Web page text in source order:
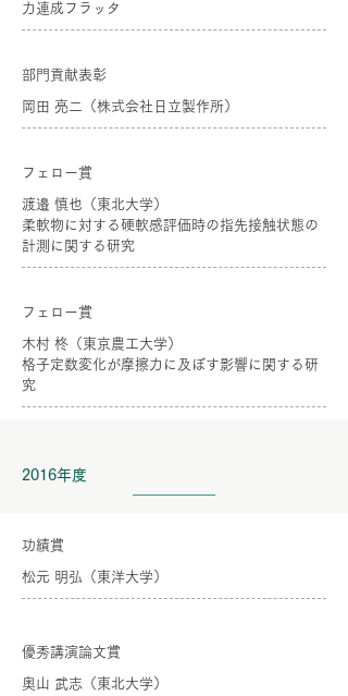
力連成フラッタ
部門貢献表彰
岡田 亮二（株式会社日立製作所）
フェロー賞
渡邉 慎也（東北大学）
柔軟物に対する硬軟感評価時の指先接触状態の
計測に関する研究
フェロー賞
木村 柊（東京農工大学）
格子定数変化が摩擦力に及ぼす影響に関する研
究
2016年度
功績賞
松元 明弘（東洋大学）
優秀講演論文賞
奥山 武志（東北大学）